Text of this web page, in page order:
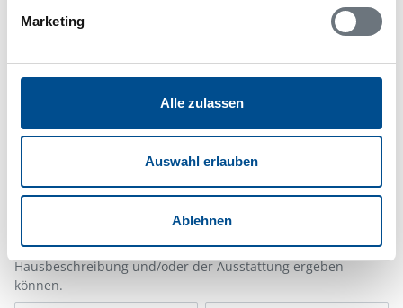
Marketing
Alle zulassen
Auswahl erlauben
Ablehnen
Belegungskalender
Anzahl Reisende auswählen
Anreisetag im Belegungskalender anklicken
Sie bekommen Verfügbarkeit und Preis angezeigt
Bitte beachten Sie, dass sich bei Änderungen des
Reisezeitraumes auch Änderungen bei der
Hausbeschreibung und/oder der Ausstattung ergeben
können.